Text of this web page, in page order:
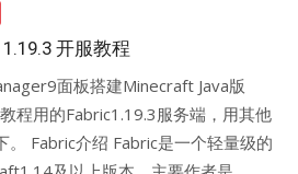
开服教程
面板搭建Minecraft Java版
程用的Fabric1.19.3服务端，用其他
。 Fabric介绍 Fabric是一个轻量级的